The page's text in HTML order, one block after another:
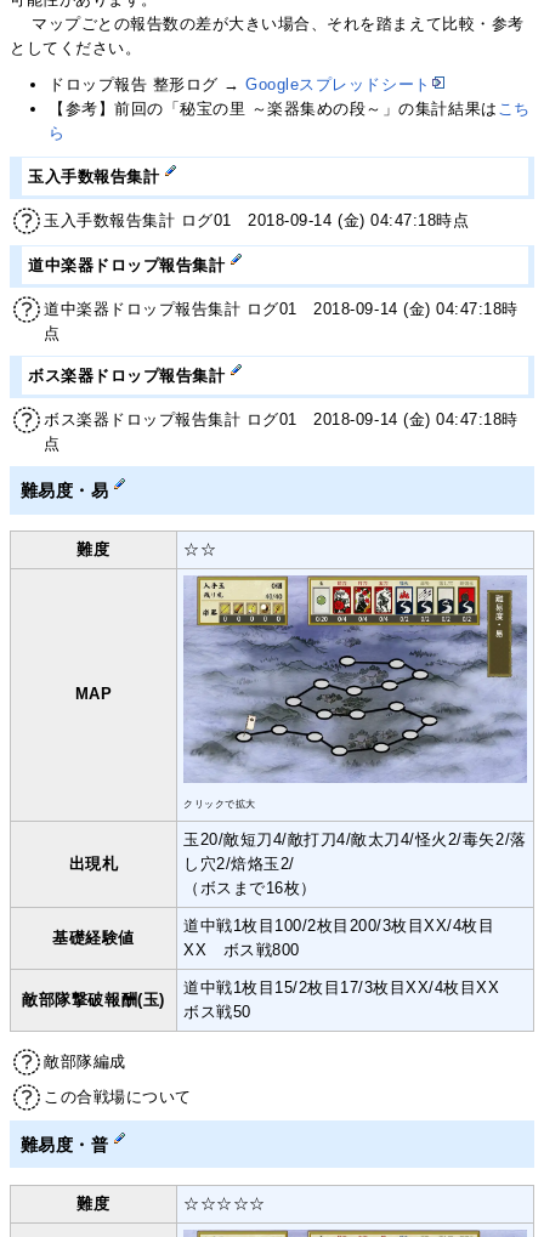
マップごとの報告数の差が大きい場合、それを踏まえて比較・参考
としてください。
ドロップ報告 整形ログ →Googleスプレッドシート
【参考】前回の「秘宝の里 ～楽器集めの段～」の集計結果は こち
ら
玉入手数報告集計
玉入手数報告集計 ログ01 2018-09-14 (金) 04:47:18時点
道中楽器ドロップ報告集計
道中楽器ドロップ報告集計 ログ01 2018-09-14 (金) 04:47:18時
点
ボス楽器ドロップ報告集計
ボス楽器ドロップ報告集計 ログ01 2018-09-14 (金) 04:47:18時
点
難易度・易
難度 ☆☆
MAP
クリックで拡大
出現札
玉20/敵短刀4/敵打刀4/敵太刀4/怪火2/毒矢2/落
し穴2/焙烙玉2/
（ボスまで16枚）
基礎経験値
道中戦1枚目100/2枚目200/3枚目XX/4枚目
XX ボス戦800
敵部隊撃破報酬(玉)
道中戦1枚目15/2枚目17/3枚目XX/4枚目XX
ボス戦50
敵部隊編成
この合戦場について
難易度・普
難度 ☆☆☆☆☆